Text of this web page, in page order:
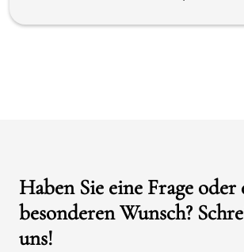
Haben Sie eine Frage oder
besonderen Wunsch?
uns!